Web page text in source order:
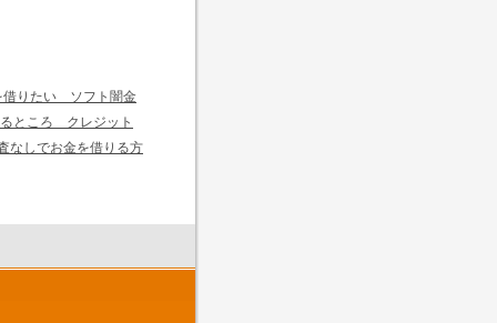
借りたい ソフト闇金
ところ クレジット
なしでお金を借りる方